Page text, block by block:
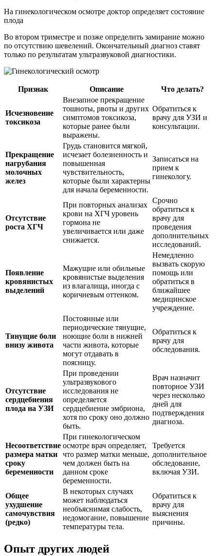
На гинекологическом осмотре доктор определяет состояние
плода
Во втором триместре и позже определить замирание можно
по отсутствию шевелений. Окончательный диагноз ставят
только по результатам ультразвуковой диагностики.
Признак Описание Что делать?
Исчезновение
токсикоза
Внезапное прекращение
тошноты, рвоты и других
симптомов токсикоза,
которые ранее были
выражены.
Обратиться к
врачу для УЗИ и
консультации.
Прекращение
нагрубания
молочных
желез
Грудь становится мягкой,
исчезает болезненность и
повышенная
чувствительность,
которые были характерны
для начала беременности.
Записаться на
прием к
гинекологу.
Отсутствие
роста ХГЧ
При повторных анализах
крови на ХГЧ уровень
гормона не
увеличивается или даже
снижается.
Срочно
обратиться к
врачу для
проведения
дополнительных
исследований.
Появление
кровянистых
выделений
Мажущие или обильные
кровянистые выделения
из влагалища, иногда с
коричневым оттенком.
Немедленно
вызвать скорую
помощь или
обратиться в
ближайшее
медицинское
учреждение.
Тянущие боли
внизу живота
Постоянные или
периодические тянущие,
ноющие боли в нижней
части живота, которые
могут отдавать в
поясницу.
Обратиться к
врачу для
обследования.
Отсутствие
сердцебиения
плода на УЗИ
При проведении
ультразвукового
исследования не
определяется
сердцебиение эмбриона,
хотя по сроку оно должно
быть.
Врач назначит
повторное УЗИ
через несколько
дней для
подтверждения
диагноза.
Несоответствие
размера матки
сроку
беременности
При гинекологическом
осмотре врач определяет,
что размер матки меньше,
чем должен быть на
данном сроке
беременности.
Требуется
дополнительное
обследование,
включая УЗИ.
Общее
ухудшение
самочувствия
(редко)
В некоторых случаях
может наблюдаться
необъяснимая слабость,
недомогание, повышение
температуры тела.
Обратиться к
врачу для
выяснения
причины.
Опыт других людей